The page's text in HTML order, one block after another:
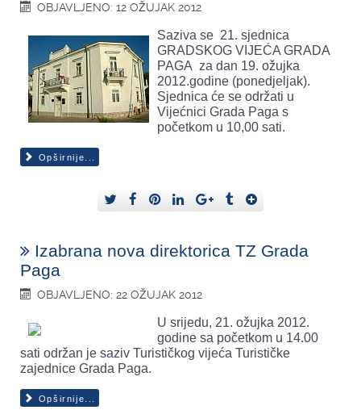
OBJAVLJENO: 12 OŽUJAK 2012
Saziva se 21. sjednica
GRADSKOG VIJEĆA GRADA
PAGA za dan 19. ožujka
2012.godine (ponedjeljak).
Sjednica će se održati u
Vijećnici Grada Paga s
početkom u 10,00 sati.
Opširnije...
Izabrana nova direktorica TZ Grada
Paga
OBJAVLJENO: 22 OŽUJAK 2012
U srijedu, 21. ožujka 2012.
godine sa početkom u 14.00
sati održan je saziv Turističkog vijeća Turističke
zajednice Grada Paga.
Opširnije...